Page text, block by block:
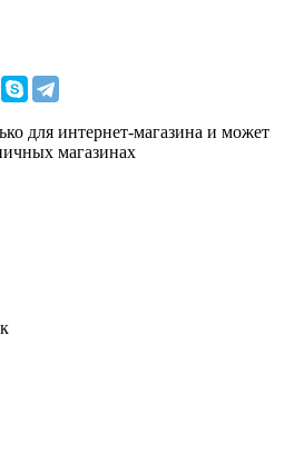
для интернет-магазина и может
магазинах